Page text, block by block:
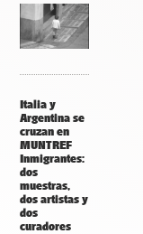
Italia y
Argentina se
cruzan en
MUNTREF
Inmigrantes:
dos
muestras,
dos artistas y
dos
curadores